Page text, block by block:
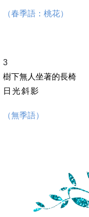
（春季語：桃花）
3
樹下無人坐著的長椅
日光斜影
（無季語）